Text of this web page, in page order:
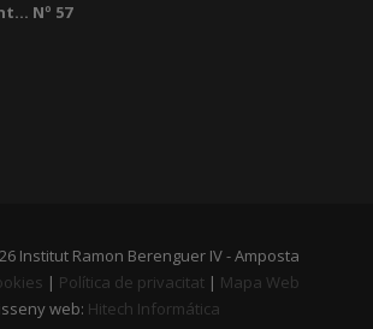
Nº 57
Institut Ramon Berenguer IV - Amposta
| Política de privacitat| Mapa Web
web: Hitech Informática